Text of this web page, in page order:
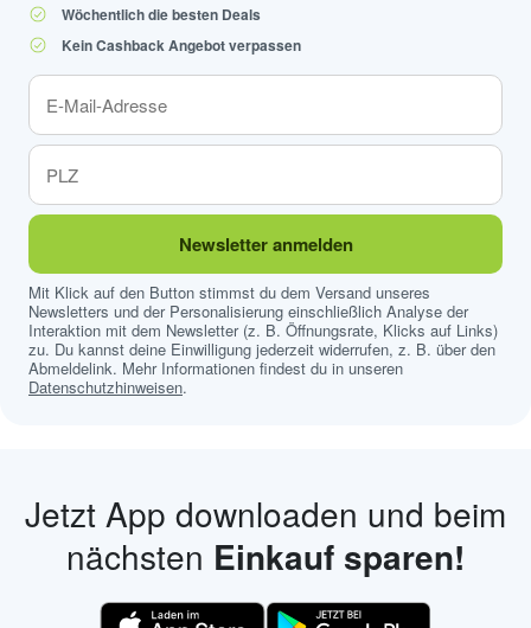
Wöchentlich die besten Deals
Kein Cashback Angebot verpassen
Newsletter anmelden
Mit Klick auf den Button stimmst du dem Versand unseres
Newsletters und der Personalisierung einschließlich Analyse der
Interaktion mit dem Newsletter (z. B. Öffnungsrate, Klicks auf Links)
zu. Du kannst deine Einwilligung jederzeit widerrufen, z. B. über den
Abmeldelink. Mehr Informationen findest du in unseren
Datenschutzhinweisen.
Jetzt App downloaden und beim
nächsten Einkauf sparen!